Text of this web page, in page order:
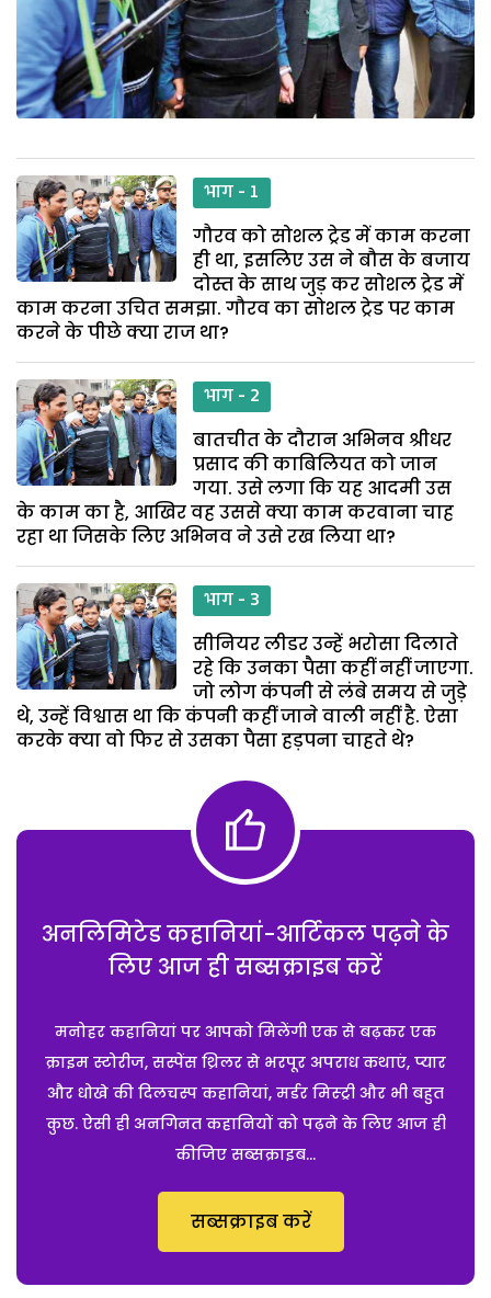
भाग - 1
गौरव को सोशल ट्रेड में काम करना
ही था, इसलिए उस ने बौस के बजाय
दोस्त के साथ जुड़ कर सोशल ट्रेड में
काम करना उचित समझा. गौरव का सोशल ट्रेड पर काम
करने के पीछे क्या राज था?
भाग - 2
बातचीत के दौरान अभिनव श्रीधर
प्रसाद की काबिलियत को जान
गया. उसे लगा कि यह आदमी उस
के काम का है, आखिर वह उससे क्या काम करवाना चाह
रहा था जिसके लिए अभिनव ने उसे रख लिया था?
भाग - 3
सीनियर लीडर उन्हें भरोसा दिलाते
रहे कि उनका पैसा कहीं नहीं जाएगा.
जो लोग कंपनी से लंबे समय से जुड़े
थे, उन्हें विश्वास था कि कंपनी कहीं जाने वाली नहीं है. ऐसा
करके क्या वो फिर से उसका पैसा हड़पना चाहते थे?
अनलिमिटेड कहानियां-आर्टिकल पढ़ने के
लिए आज ही सब्सक्राइब करें
मनोहर कहानियां पर आपको मिलेंगी एक से बढ़कर एक
क्राइम स्टोरीज, सस्पेंस थ्रिलर से भरपूर अपराध कथाएं, प्यार
और धोखे की दिलचस्प कहानियां, मर्डर मिस्ट्री और भी बहुत
कुछ. ऐसी ही अनगिनत कहानियों को पढ़ने के लिए आज ही
कीजिए सब्सक्राइब...
सब्सक्राइब करें